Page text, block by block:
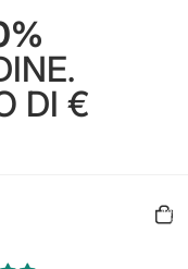
DI €
items
in